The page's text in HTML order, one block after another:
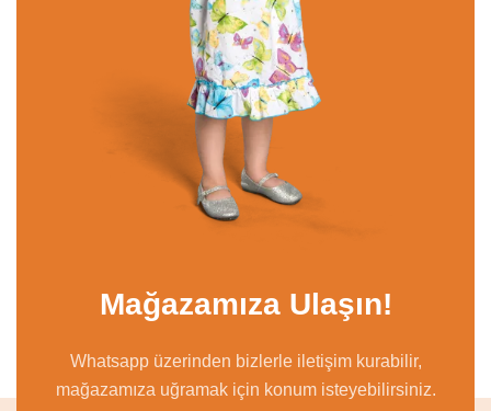
Mağazamıza Ulaşın!
Whatsapp üzerinden bizlerle iletişim kurabilir,
mağazamıza uğramak için konum isteyebilirsiniz.